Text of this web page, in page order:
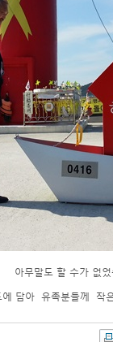
아무말도 할 수가 없었
에 담아 유족분들께 작